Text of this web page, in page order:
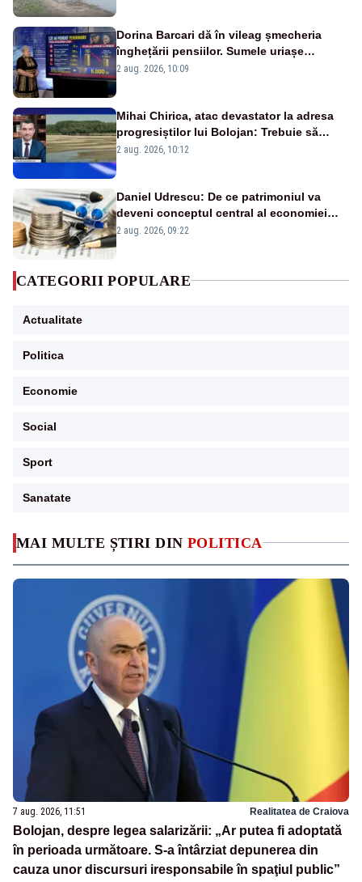
MAI MULTE ȘTIRI DIN POLITICA
7 aug. 2026, 11:51 Realitatea de Craiova
Bolojan, despre legea salarizării: „Ar putea fi adoptată
în perioada următoare. S-a întârziat depunerea din
cauza unor discursuri iresponsabile în spaţiul public”
Dorina Barcari dă în vileag șmecheria
înghețării pensiilor. Sumele uriașe
pierdute de fiecare român
2 aug. 2026, 10:09
Mihai Chirica, atac devastator la adresa
progresiștilor lui Bolojan: Trebuie să
protejăm și natura, dar nu șținem omaneii
2 aug. 2026, 10:12
Daniel Udrescu: De ce patrimoniul va
deveni conceptul central al economiei
viitoare?
2 aug. 2026, 09:22
CATEGORII POPULARE
Actualitate
Politica
Economie
Social
Sport
Sanatate